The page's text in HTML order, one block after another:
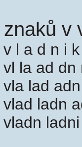
v
l a d n i
la ad
lad
ladn